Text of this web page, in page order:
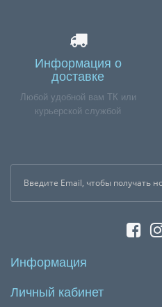
Информация о
доставке
Любой удобной вам ТК или
курьерской службой
Информация
Личный кабинет